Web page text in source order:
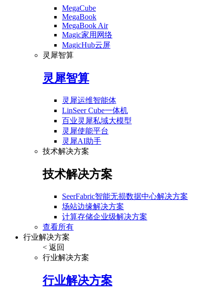
MegaCube
MegaBook
MegaBook Air
Magic家用网络
MagicHub云屏
灵犀智算
灵犀智算
灵犀运维智能体
LinSeer Cube一体机
百业灵犀私域大模型
灵犀使能平台
灵犀AI助手
技术解决方案
技术解决方案
SeerFabric智能无损数据中心解决方案
场站边缘解决方案
计算存储企业级解决方案
查看所有
行业解决方案
< 返回
行业解决方案
行业解决方案